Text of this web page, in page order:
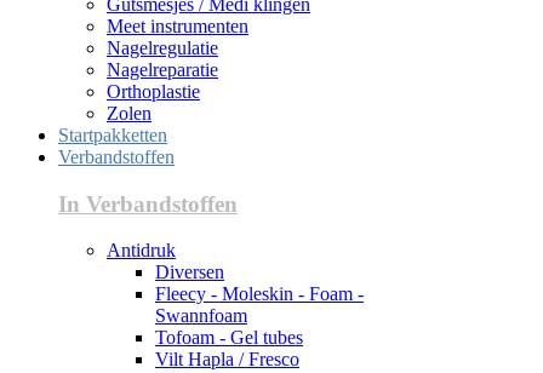
Meet instrumenten
Nagelregulatie
Nagelreparatie
Orthoplastie
Zolen
Startpakketten
Verbandstoffen
In Verbandstoffen
Antidruk
Diversen
Fleecy - Moleskin - Foam -
Swannfoam
Tofoam - Gel tubes
Vilt Hapla / Fresco